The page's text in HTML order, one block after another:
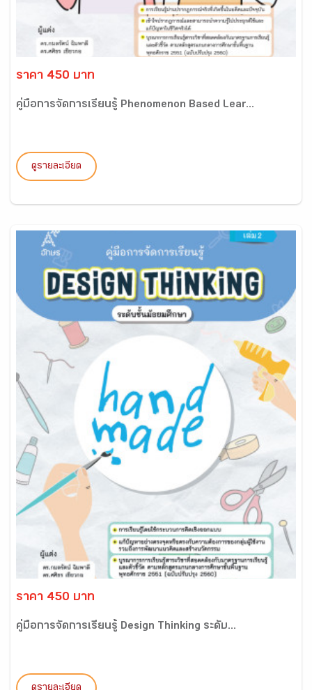
ราคา 450 บาท
คู่มือการจัดการเรียนรู้ Phenomenon Based Lear...
ดูรายละเอียด
ราคา 450 บาท
คู่มือการจัดการเรียนรู้ Design Thinking ระดับ...